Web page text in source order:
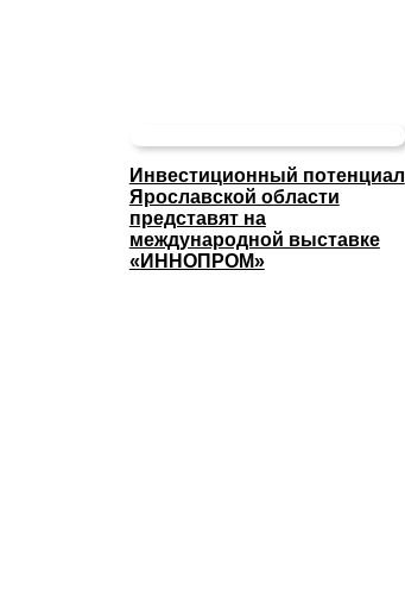
Инвестиционный потенциал
Ярославской области
представят на
международной выставке
«ИННОПРОМ»